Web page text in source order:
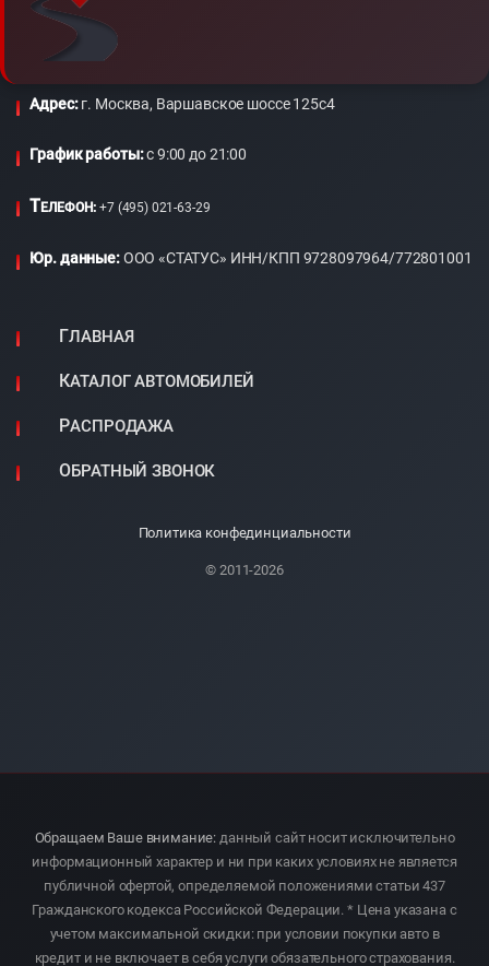
Адрес:г. Москва, Варшавское шоссе 125с4
График работы:c 9:00 до 21:00
ТЕЛЕФОН: +7 (495) 021-63-29
Юр. данные:ООО «СТАТУС» ИНН/КПП 9728097964/772801001
ГЛАВНАЯ
КАТАЛОГ АВТОМОБИЛЕЙ
РАСПРОДАЖА
ОБРАТНЫЙ ЗВОНОК
Политика конфединциальности
© 2011-2026
Обращаем Ваше внимание:данный сайт носит исключительно
информационный характер и ни при каких условиях не является
публичной офертой, определяемой положениями статьи 437
Гражданского кодекса Российской Федерации. * Цена указана с
учетом максимальной скидки: при условии покупки авто в
кредит и не включает в себя услуги обязательного страхования.